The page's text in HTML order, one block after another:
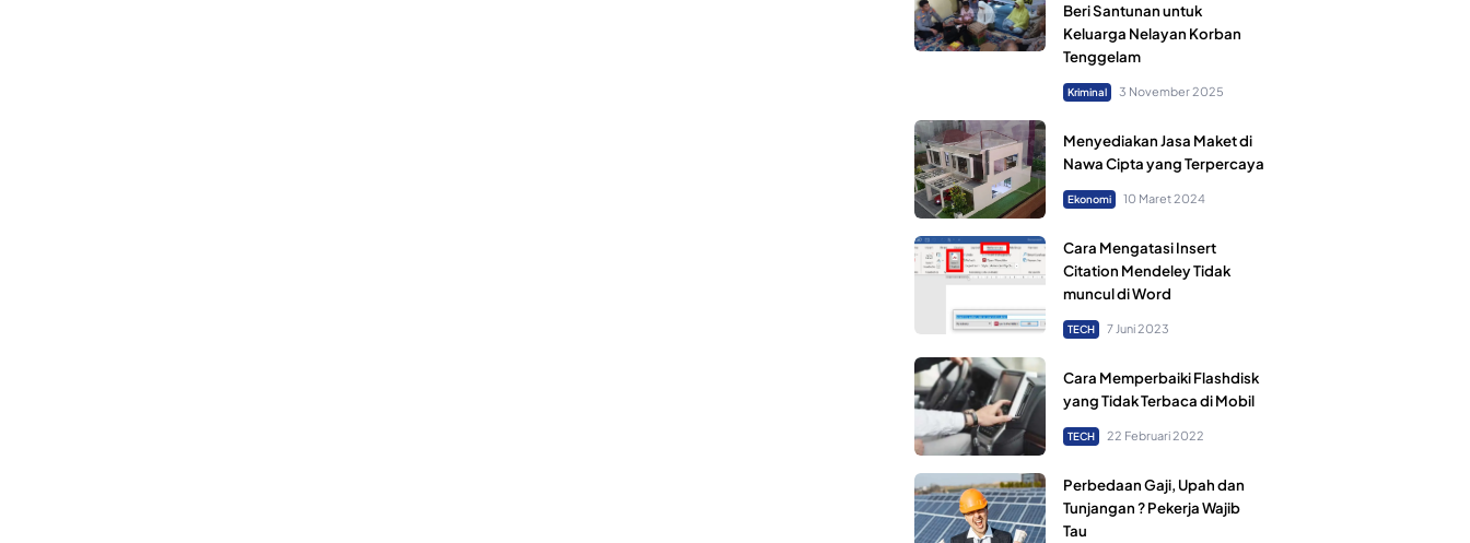
Beri Santunan untuk
Keluarga Nelayan Korban
Tenggelam
Kriminal 3 November 2025
Menyediakan Jasa Maket di
Nawa Cipta yang Terpercaya
Ekonomi 10 Maret 2024
Cara Mengatasi Insert
Citation Mendeley Tidak
muncul di Word
TECH 7 Juni 2023
Cara Memperbaiki Flashdisk
yang Tidak Terbaca di Mobil
TECH 22 Februari 2022
Perbedaan Gaji, Upah dan
Tunjangan ? Pekerja Wajib
Tau